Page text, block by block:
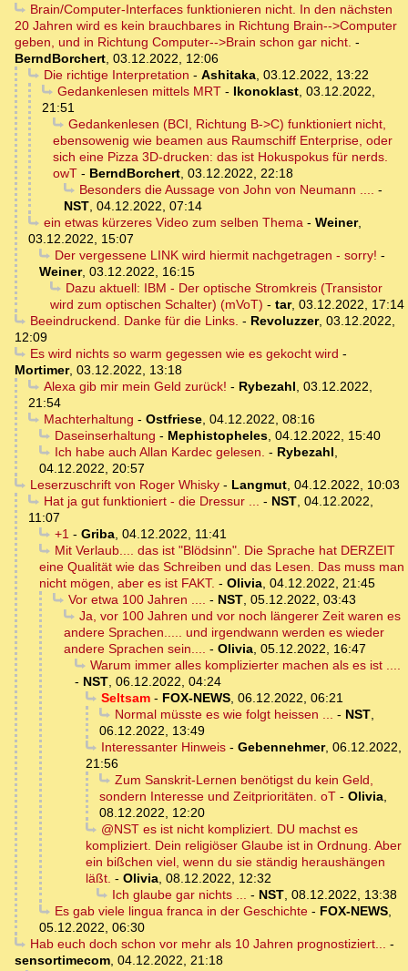
Brain/Computer-Interfaces funktionieren nicht. In den nächsten
20 Jahren wird es kein brauchbares in Richtung Brain-->Computer
geben, und in Richtung Computer-->Brain schon gar nicht. -
BerndBorchert 03.12.2022, 12:06
Die richtige Interpretation - Ashitaka, 03.12.2022, 13:22
Gedankenlesen mittels MRT- Ikonoklast, 03.12.2022,
21:51
Gedankenlesen (BCI, Richtung B->C) funktioniert nicht,
ebensowenig wie beamen aus Raumschiff Enterprise, oder
sich eine Pizza 3D-drucken: das ist Hokuspokus für nerds.
owT - BerndBorchert 03.12.2022, 22:18
Besonders die Aussage von John von Neumann ....
-
NST 04.12.2022, 07:14
ein etwas kürzeres Video zum selben Thema - Weiner,
03.12.2022, 15:07
Der vergessene LINK wird hiermit nachgetragen - sorry! -
Weiner, 03.12.2022, 16:15
Dazu aktuell: IBM - Der optische Stromkreis (Transistor
wird zum optischen Schalter) (mVoT) - tar, 03.12.2022, 17:14
Beeindruckend. Danke für die Links. - Revoluzzer, 03.12.2022,
12:09
Es wird nichts so warm gegessen wie es gekocht wird -
Mortimer, 03.12.2022, 13:18
Alexa gib mir mein Geld zurück! - Rybezahl 03.12.2022,
21:54
Machterhaltung - Ostfriese, 04.12.2022, 08:16
Daseinserhaltung - Mephistopheles, 04.12.2022, 15:40
Ich habe auch Allan Kardec gelesen. - Rybezahl
04.12.2022, 20:57
Leserzuschrift von Roger Whisky- Langmut, 04.12.2022, 10:03
Hat ja gut funktioniert - die Dressur ...
- NST, 04.12.2022,
11:07
+1 - Griba, 04.12.2022, 11:41
Mit Verlaub.... das ist "Blödsinn". Die Sprache hat DERZEIT
eine Qualität wie das Schreiben und das Lesen. Das muss man
nicht mögen, aber es ist FAKT. - Olivia 04.12.2022, 21:45
Vor etwa 100 Jahren ....
- NST, 05.12.2022, 03:43
Ja, vor 100 Jahren und vor noch längerer Zeit waren es
andere Sprachen..... und irgendwann werden es wieder
andere Sprachen sein....
- Olivia 05.12.2022, 16:47
Warum immer alles komplizierter machen als es ist ....
- NST 06.12.2022, 04:24
Seltsam- FOX-NEWS, 06.12.2022, 06:21
Normal müsste es wie folgt heissen ...
- NST,
06.12.2022, 13:49
Interessanter Hinweis- Gebennehmer, 06.12.2022,
21:56
Zum Sanskrit-Lernen benötigst du kein Geld,
sondern Interesse und Zeitprioritäten. oT - Olivia
08.12.2022, 12:20
@NST es ist nicht kompliziert. DU machst es
kompliziert. Dein religiöser Glaube ist in Ordnung. Aber
ein bißchen viel, wenn du sie ständig heraushängen
läßt. - Olivia 08.12.2022, 12:32
Ich glaube gar nichts ...
- NST, 08.12.2022, 13:38
Es gab viele lingua franca in der Geschichte- FOX-NEWS,
05.12.2022, 06:30
Hab euch doch schon vor mehr als 10 Jahren prognostiziert...
-
sensortimecom 04.12.2022, 21:18